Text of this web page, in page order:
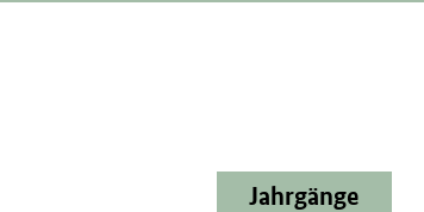
Jahrgänge